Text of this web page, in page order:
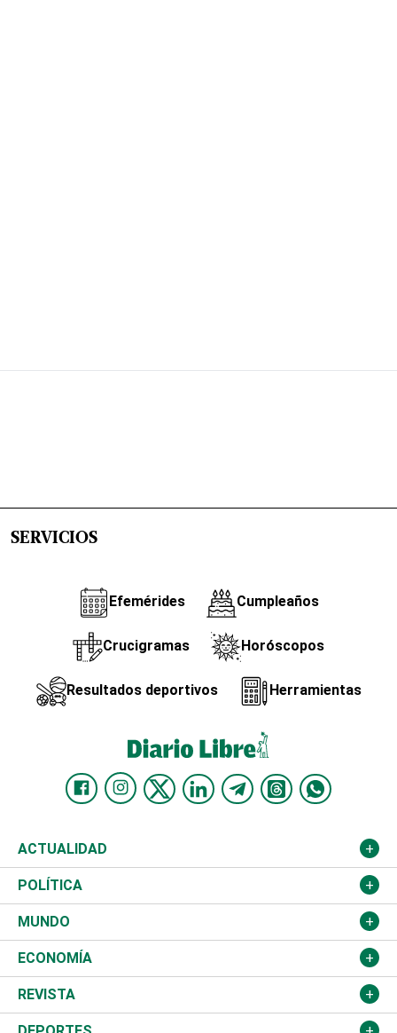
SERVICIOS
Efemérides Cumpleaños
Crucigramas Horóscopos
Resultados deportivos Herramientas
ACTUALIDAD
Nacional
Ciudad
Educación
Salud
Justicia
POLÍTICA
Partidos
JCE
TSE
Congreso Nacional
MUNDO
Estados Unidos
América Latina
Haití
ECONOMÍA
Finanzas
REVISTA